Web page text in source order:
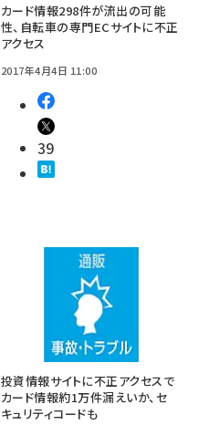
カード情報298件が流出の可能
性、自転車の専門ECサイトに不正
アクセス
2017年4月4日 11:00
39
投資情報サイトに不正アクセスで
カード情報約1万件漏えいか、セ
キュリティコードも